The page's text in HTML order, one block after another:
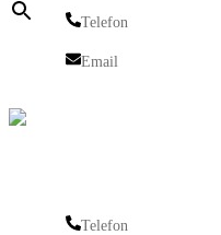
Telefon
Email
Telefon